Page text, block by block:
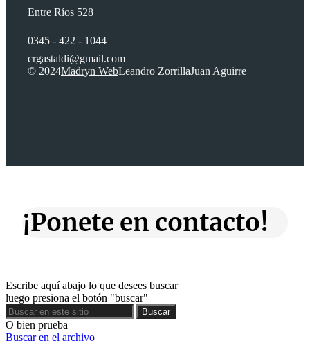
Entre Ríos 528
0345 - 422 - 1044
crgastaldi@gmail.com
© 2024Madryn WebLeandro ZorrillaJuan Aguirre
¡Ponete en contacto!
Escribe aquí abajo lo que desees buscar
luego presiona el botón "buscar"
Buscar
Buscar
O bien prueba
Buscar en el archivo